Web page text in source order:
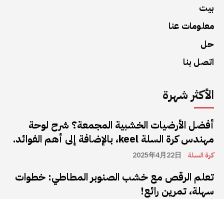
بيت
معلومات عنا
حل
اتصل بنا
الأكثر شهرة
أفضل الأرضيات الخشبية المجمعة؟ شرح لوحة
مهندس كرة السلة keel، بالإضافة إلى أهم الفوائد.
كرة السلة 2025年4月22日
تعلم الرقص مع خشب الصنوبر المطاطي: خطوات
سهلة، تمرين رائع!